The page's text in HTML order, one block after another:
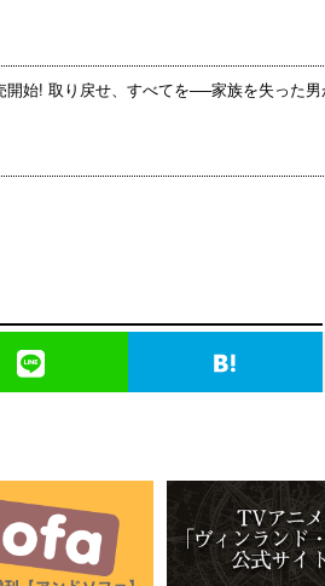
始! 取り戻せ、すべてを──家族を失った